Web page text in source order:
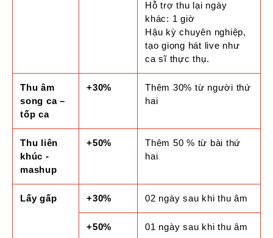
Hỗ trợ thu lại ngày
khác: 1 giờ
Hậu kỳ chuyên nghiệp,
tạo giọng hát live như
ca sĩ thực thụ.
Thu âm
song ca –
tốp ca
+30%
Thêm 30% từ người thứ
hai
Thu liên
khúc -
mashup
+50%
Thêm 50 % từ bài thứ
hai
Lấy gấp +30% 02 ngày sau khi thu âm
+50% 01 ngày sau khi thu âm